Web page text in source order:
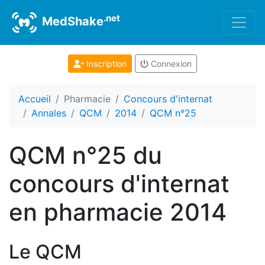
MedShake.net
Inscription Connexion
Accueil Pharmacie
Concours d'internat
Annales
QCM 2014 QCM n°25
QCM n°25 du
concours d'internat
en pharmacie 2014
Le QCM